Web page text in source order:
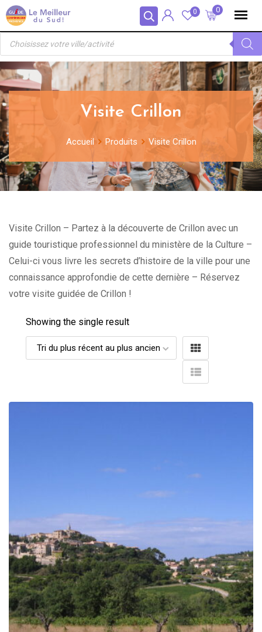
Panneau de gestion des cookies
Skip
to
content
0
0
Recherche
produits
Visite Crillon
Accueil Produits Visite Crillon
Visite Crillon – Partez à la découverte de Crillon avec un
guide touristique professionnel du ministère de la Culture –
Celui-ci vous livre les secrets d’histoire de la ville pour une
connaissance approfondie de cette dernière – Réservez
votre visite guidée de Crillon !
Showing the single result